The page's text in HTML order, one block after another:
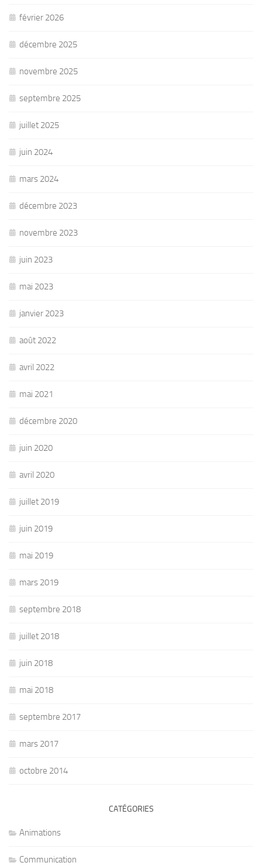
février 2026
décembre 2025
novembre 2025
septembre 2025
juillet 2025
juin 2024
mars 2024
décembre 2023
novembre 2023
juin 2023
mai 2023
janvier 2023
août 2022
avril 2022
mai 2021
décembre 2020
juin 2020
avril 2020
juillet 2019
juin 2019
mai 2019
mars 2019
septembre 2018
juillet 2018
juin 2018
mai 2018
septembre 2017
mars 2017
octobre 2014
CATÉGORIES
Animations
Communication